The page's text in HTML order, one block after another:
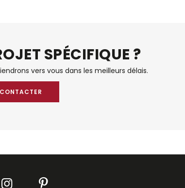
SPÉCIFIQUE ?
vers vous dans les meilleurs délais.